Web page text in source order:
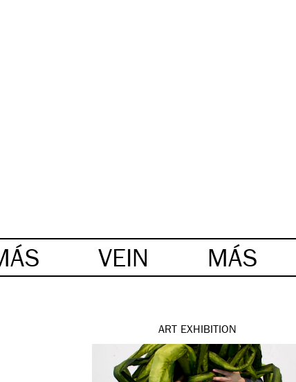
VEIN MÁS
ART EXHIBITION